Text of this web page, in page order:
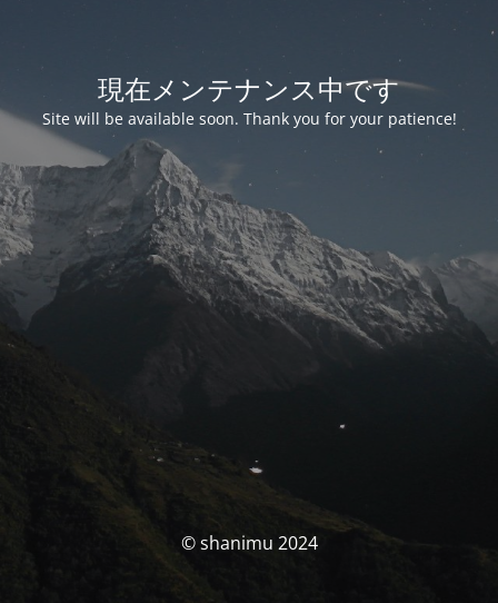
現在メンテナンス中です
Site will be available soon. Thank you for your patience!
© shanimu 2024